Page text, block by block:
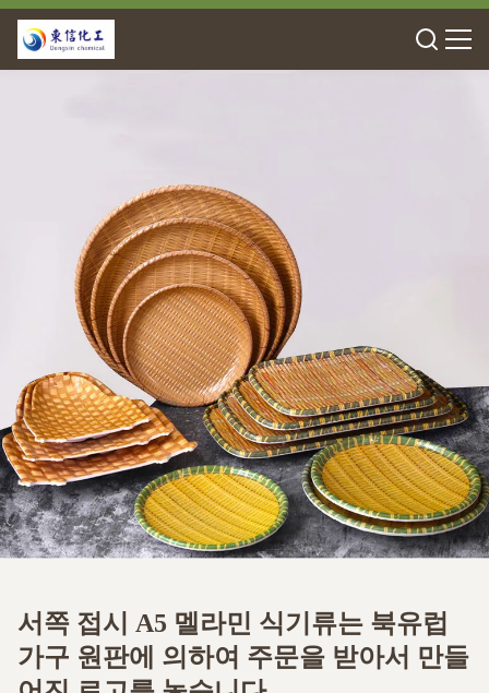
서쪽 접시 A5 멜라민 식기류는 북유럽
가구 원판에 의하여 주문을 받아서 만들